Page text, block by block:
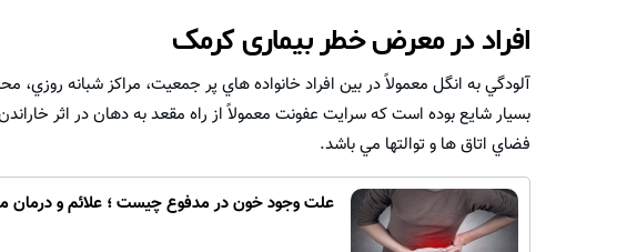
افراد در معرض خطر بیماری کرمک
آلودگي به انگل معمولاً در بين افراد خانواده هاي پر جمعيت، مراكز شبانه روزي،
بسيار شايع بوده است كه سرايت عفونت معمولاً از راه مقعد به دهان در اثر
فضاي اتاق ها و توالتها مي باشد.
علت وجود خون در مدفوع چیست ؛ علائم و درمان